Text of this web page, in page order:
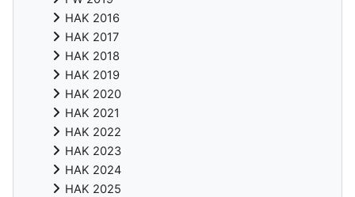
HAK 2016
HAK 2017
HAK 2018
HAK 2019
HAK 2020
HAK 2021
HAK 2022
HAK 2023
HAK 2024
HAK 2025